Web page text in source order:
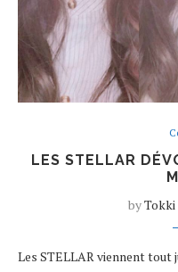
LES STELLAR
byTokki
Les STELLAR viennent tout